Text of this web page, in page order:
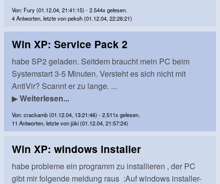
Von: Fury (01.12.04, 21:41:15) - 2.544x gelesen.
4 Antworten, letzte von pekoh (01.12.04, 22:26:21)
Win XP: Service Pack 2
habe SP2 geladen. Seitdem braucht mein PC beim
Systemstart 3-5 Minuten. Versteht es sich nicht mit
AntiVir? Scannt er zu lange. ...
▶Weiterlesen...
Von: crackamb (01.12.04, 13:21:46) - 2.511x gelesen.
11 Antworten, letzte von jüki (01.12.04, 21:57:24)
Win XP: windows installer
habe probleme ein programm zu installieren , der PC
gibt mir folgende meldung raus :Auf windows installer-